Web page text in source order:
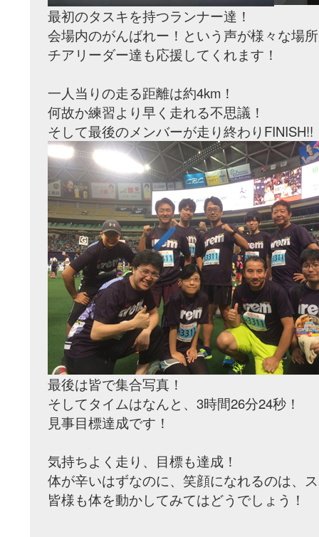
最初のタスキを持つランナー達！
会場内のがんばれー！という声が様々な場
チアリーダー達も応援してくれます！
一人当りの走る距離は約4km！
何故か練習より早く走れる不思議！
そして最後のメンバーが走り終わりFINISH!!
最後は皆で集合写真！
そしてタイムはなんと、3時間26分24秒！
見事目標達成です！
気持ちよく走り、目標も達成！
体が辛いはずなのに、笑顔になれるのは、
皆様も体を動かしてみてはどうでしょう！